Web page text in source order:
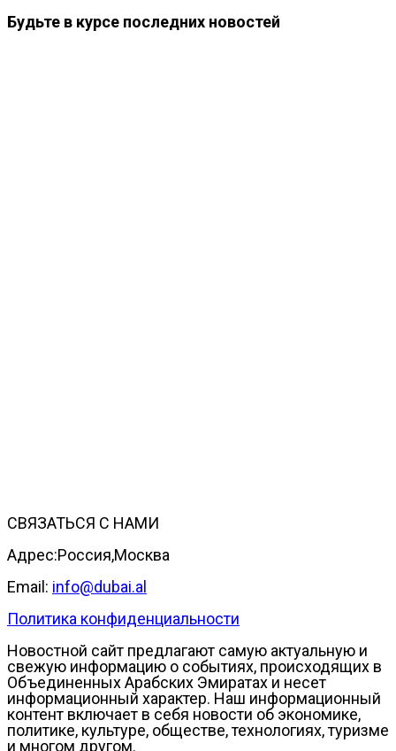
Будьте в курсе последних новостей
СВЯЗАТЬСЯ С НАМИ
Адрес:Россия,Москва
Email: info@dubai.al
Политика конфиденциальности
Новостной сайт предлагают самую актуальную и
свежую информацию о событиях, происходящих в
Объединенных Арабских Эмиратах и несет
информационный характер. Наш информационный
контент включает в себя новости об экономике,
политике, культуре, обществе, технологиях, туризме
и многом другом.